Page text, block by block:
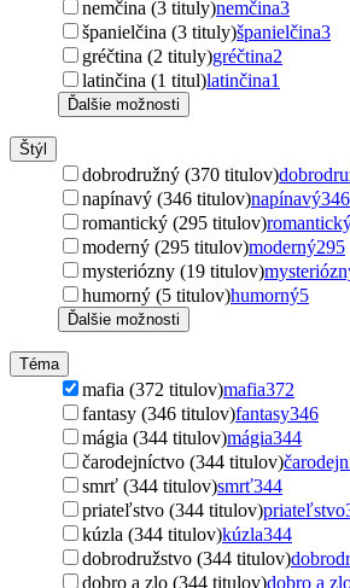
nemčina (3 tituly)nemčina3
španielčina (3 tituly)španielčina3
gréčtina (2 tituly)gréčtina2
latinčina (1 titul)latinčina1
Ďalšie možnosti
Štýl
dobrodružný (370 titulov)
napínavý (346 titulov)napínavý346
romantický (295 titulov)
moderný (295 titulov)moderný295
mysteriózny (19 titulov)
humorný (5 titulov)humorný5
Ďalšie možnosti
Téma
mafia (372 titulov)mafia372
fantasy (346 titulov)fantasy346
mágia (344 titulov)mágia344
čarodejníctvo (344 titulov)
smrť (344 titulov)smrť344
priateľstvo (344 titulov)priateľstvo
kúzla (344 titulov)kúzla344
dobrodružstvo (344 titulov)
dobro a zlo (344 titulov)dobro a